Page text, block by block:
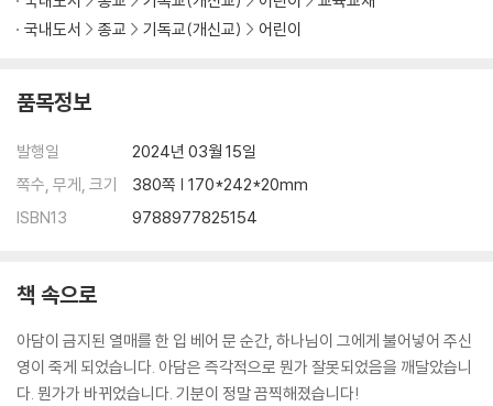
구약 도서관 / 신약 도서관 / 예수님께서 무대 중앙에 오르시다 / 천사가 전
가신 소년 예수님 / 세례 요한 / 유혹을 받으신 예수님 / 예수님의 제자들
여인 / 참된 예배 / 하나님께 어떻게 예배해야 할까요? / 예수님의 두 번째
기적 / 제자들이 모든 것을 버려두고 따르다 / 연못가에서 병을 고치심 / 예
수님이 열두 명의 제자를 선택하시다 / 팔복 / 원수를 사랑하라 / 이렇게 기
나라의 씨앗 / 진리의 씨앗을 뿌려요 / 어떻게 다른 사람들에게 복음을 전
할까요? / 예수님이 바다를 잔잔케 하시다 / 제자들이 보냄을 받다 / 예수
님이 오천 명을 먹이시다 / 예수님께서 물 위를 걸으시다 / 예수님은 누구
신가? / 산 위의 예수님 / 베드로가 용서에 대해 묻다 / 다른 사람을 용서함
/ 선한 사마리아인의 비유 / 준비하는 삶에 대한 비유 / 열매 맺는 삶에 대
국내도서
종교 기독교(개신교) 어린이
품목정보
발행일
2024년 03월 15일
쪽수, 무게, 크기
380쪽 | 170*242*20mm
ISBN13
9788977825154
책 속으로
아담이 금지된 열매를 한 입 베어 문 순간, 하나님이 그에게 불어넣어 주신
영이 죽게 되었습니다. 아담은 즉각적으로 뭔가 잘못되었음을 깨달았습니
다. 뭔가가 바뀌었습니다. 기분이 정말 끔찍해졌습니다!